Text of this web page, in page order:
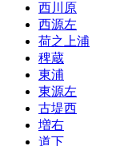
西川原
西源左
荷之上浦
稗蔵
東浦
東源左
古堤西
増右
道下